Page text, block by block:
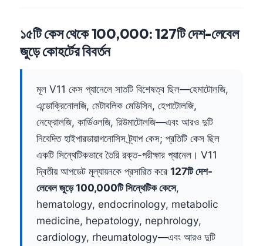
১৫টি কেস থেকে 100,000: 127টি দেশ-লেবেল
জুড়ে কোহর্টের বিবর্তন
মূল V11 কেস প্যানেলে সাতটি বিশেষত্ব ছিল—হেমাটোলজি,
এন্ডোক্রিনোলজি, মেটাবলিক মেডিসিন, হেপাটোলজি,
নেফ্রোলজি, কার্ডিওলজি, রিউমাটোলজি—এবং আরও দুটি
নিবেদিত হাইপারডায়াগনোসিস ট্র্যাপ কেস; প্রতিটি কেস ছিল
একটি সিন্থেটিকভাবে তৈরি রক্ত-পরীক্ষার প্যানেল। V11
দ্বিতীয় আপডেট মূল্যায়নকে প্রসারিত করে 127টি দেশ-
লেবেল জুড়ে 100,000টি সিন্থেটিক কেসে,
hematology, endocrinology, metabolic
medicine, hepatology, nephrology,
cardiology, rheumatology—এবং আরও দুটি